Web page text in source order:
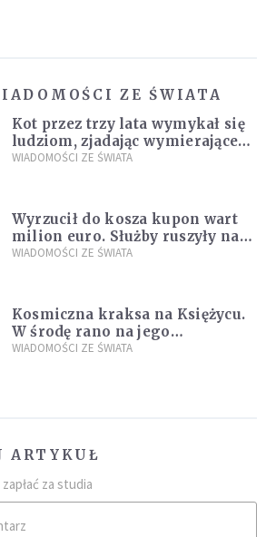
ZE ŚWIATA
Kot przez trzy lata wymykał się
ludziom, zjadając wymierające
kaczki. W końcu popełnił
WIADOMOŚCI ZE ŚWIATA
Wyrzucił do kosza kupon wart
milion euro. Służby ruszyły na
poszukiwania
WIADOMOŚCI ZE ŚWIATA
Kosmiczna kraksa na Księżycu.
W środę rano na jego
powierzchni dojdzie do
WIADOMOŚCI ZE ŚWIATA
ARTYKUŁ
za studia